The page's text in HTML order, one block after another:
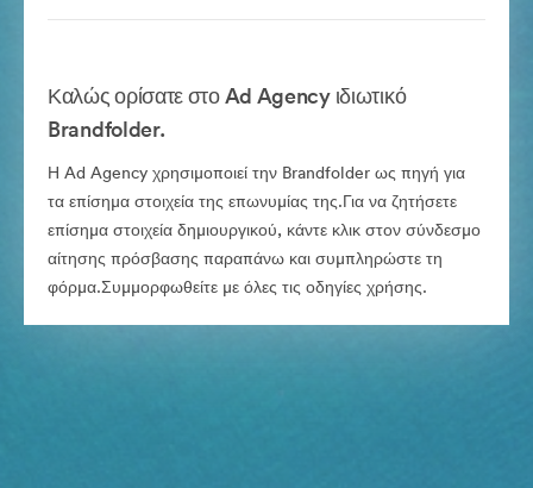
Καλώς ορίσατε στο Ad Agency ιδιωτικό
Brandfolder.
Η Ad Agency χρησιμοποιεί την Brandfolder ως πηγή για
τα επίσημα στοιχεία της επωνυμίας της.Για να ζητήσετε
επίσημα στοιχεία δημιουργικού, κάντε κλικ στον σύνδεσμο
αίτησης πρόσβασης παραπάνω και συμπληρώστε τη
φόρμα.Συμμορφωθείτε με όλες τις οδηγίες χρήσης.